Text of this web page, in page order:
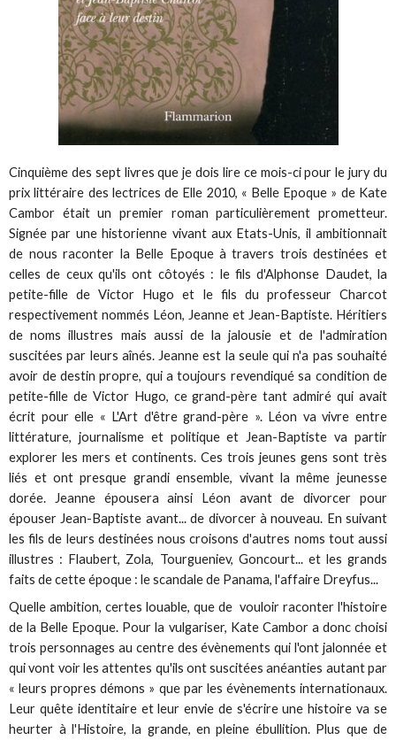
Cinquième des sept livres que je dois lire ce mois-ci pour le jury du
prix littéraire des lectrices de Elle 2010, « Belle Epoque » de Kate
Cambor était un premier roman particulièrement prometteur.
Signée par une historienne vivant aux Etats-Unis, il ambitionnait
de nous raconter la Belle Epoque à travers trois destinées et
celles de ceux qu'ils ont côtoyés : le fils d'Alphonse Daudet, la
petite-fille de Victor Hugo et le fils du professeur Charcot
respectivement nommés Léon, Jeanne et Jean-Baptiste. Héritiers
de noms illustres mais aussi de la jalousie et de l'admiration
suscitées par leurs aînés. Jeanne est la seule qui n'a pas souhaité
avoir de destin propre, qui a toujours revendiqué sa condition de
petite-fille de Victor Hugo, ce grand-père tant admiré qui avait
écrit pour elle « L'Art d'être grand-père ». Léon va vivre entre
littérature, journalisme et politique et Jean-Baptiste va partir
explorer les mers et continents. Ces trois jeunes gens sont très
liés et ont presque grandi ensemble, vivant la même jeunesse
dorée. Jeanne épousera ainsi Léon avant de divorcer pour
épouser Jean-Baptiste avant... de divorcer à nouveau. En suivant
les fils de leurs destinées nous croisons d'autres noms tout aussi
illustres : Flaubert, Zola, Tourgueniev, Goncourt... et les grands
faits de cette époque : le scandale de Panama, l'affaire Dreyfus...
Quelle ambition, certes louable, que de vouloir raconter l'histoire
de la Belle Epoque. Pour la vulgariser, Kate Cambor a donc choisi
trois personnages au centre des évènements qui l'ont jalonnée et
qui vont voir les attentes qu'ils ont suscitées anéanties autant par
« leurs propres démons » que par les évènements internationaux.
Leur quête identitaire et leur envie de s'écrire une histoire va se
heurter à l'Histoire, la grande, en pleine ébullition. Plus que de